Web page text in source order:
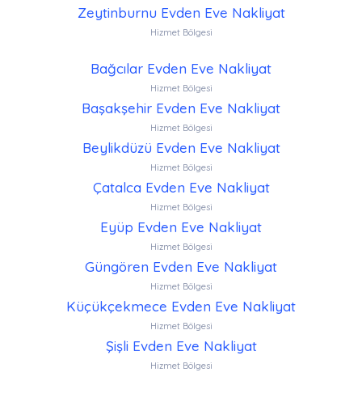
Zeytinburnu Evden Eve Nakliyat
Hizmet Bölgesi
Bağcılar Evden Eve Nakliyat
Hizmet Bölgesi
Başakşehir Evden Eve Nakliyat
Hizmet Bölgesi
Beylikdüzü Evden Eve Nakliyat
Hizmet Bölgesi
Çatalca Evden Eve Nakliyat
Hizmet Bölgesi
Eyüp Evden Eve Nakliyat
Hizmet Bölgesi
Güngören Evden Eve Nakliyat
Hizmet Bölgesi
Küçükçekmece Evden Eve Nakliyat
Hizmet Bölgesi
Şişli Evden Eve Nakliyat
Hizmet Bölgesi